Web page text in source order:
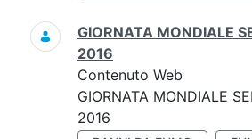
GIORNATA MONDIALE
2016
Contenuto Web
GIORNATA MONDIALE
2016